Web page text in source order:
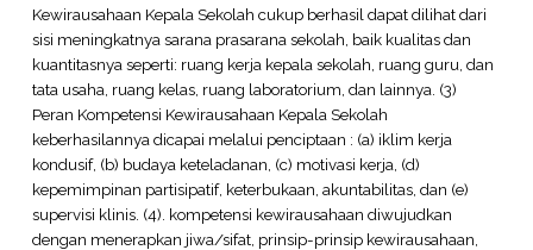
Kewirausahaan Kepala Sekolah cukup berhasil dapat dilihat dari
sisi meningkatnya sarana prasarana sekolah, baik kualitas dan
kuantitasnya seperti: ruang kerja kepala sekolah, ruang guru, dan
tata usaha, ruang kelas, ruang laboratorium, dan lainnya. (3)
Peran Kompetensi Kewirausahaan Kepala Sekolah
keberhasilannya dicapai melalui penciptaan : (a) iklim kerja
kondusif, (b) budaya keteladanan, (c) motivasi kerja, (d)
kepemimpinan partisipatif, keterbukaan, akuntabilitas, dan (e)
supervisi klinis. (4). kompetensi kewirausahaan diwujudkan
dengan menerapkan jiwa/sifat, prinsip-prinsip kewirausahaan,